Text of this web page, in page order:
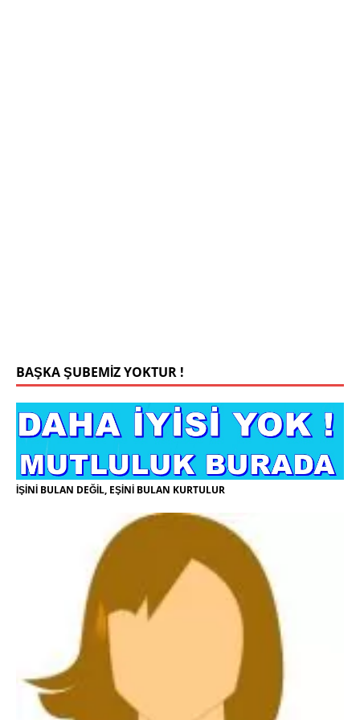
BAŞKA ŞUBEMİZ YOKTUR !
İŞİNİ BULAN DEĞİL, EŞİNİ BULAN KURTULUR